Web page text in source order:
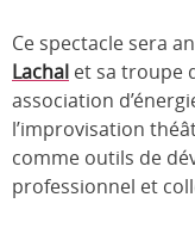
Ce spectacle sera
Lachal et sa troupe
association
l’improvisation
comme outils de
professionnel et